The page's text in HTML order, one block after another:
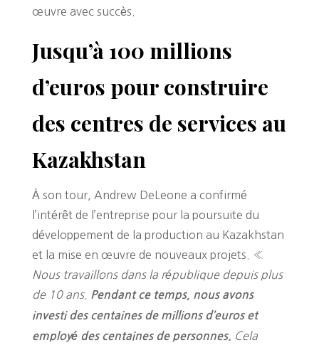
œuvre avec succès.
Jusqu’à 100 millions
d’euros pour construire
des centres de services au
Kazakhstan
À son tour, Andrew DeLeone a confirmé
l’intérêt de l’entreprise pour la poursuite du
développement de la production au Kazakhstan
et la mise en œuvre de nouveaux projets. «
Nous travaillons dans la république depuis plus
de 10 ans.
Pendant ce temps, nous avons
investi des centaines de millions d’euros et
employé des centaines de personnes.
Cela